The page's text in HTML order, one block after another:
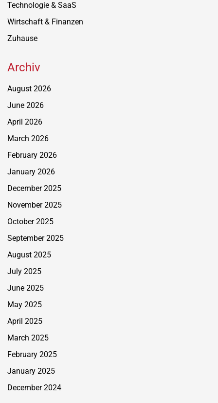
Technologie & SaaS
Wirtschaft & Finanzen
Zuhause
Archiv
August 2026
June 2026
April 2026
March 2026
February 2026
January 2026
December 2025
November 2025
October 2025
September 2025
August 2025
July 2025
June 2025
May 2025
April 2025
March 2025
February 2025
January 2025
December 2024